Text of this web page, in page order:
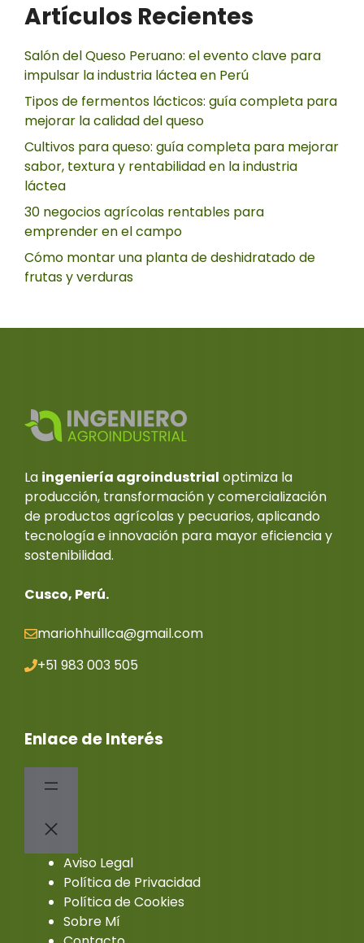
Artículos Recientes
Salón del Queso Peruano: el evento clave para
impulsar la industria láctea en Perú
Tipos de fermentos lácticos: guía completa para
mejorar la calidad del queso
Cultivos para queso: guía completa para mejorar
sabor, textura y rentabilidad en la industria
láctea
30 negocios agrícolas rentables para
emprender en el campo
Cómo montar una planta de deshidratado de
frutas y verduras
La ingeniería agroindustrial optimiza la
producción, transformación y comercialización
de productos agrícolas y pecuarios, aplicando
tecnología e innovación para mayor eficiencia y
sostenibilidad.
Cusco, Perú.
mariohhuillca@gmail.com
+51 983 003 505
Enlace de Interés
Aviso Legal
Política de Privacidad
Política de Cookies
Sobre Mí